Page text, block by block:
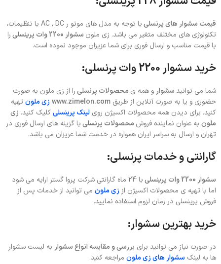
قیمت سشوار های پرنسلی
با توجه به مدل های موتو ر AC , DC با تنظیمات،
تکنولوژی های مختلف متغیر می باشد. زی ملون سشوار 2200 وات پرینسلی
را
با قیمت مناسب و ارسال فوری برای شما عزیزان موجود نموده است.
خرید سشوار 2200 وات پرنسلی:
شما می توانیدسشوارو همه ی محصولات پرنسلیرا از زی ملون به صورت
حضوری و یا به صورت آنلاین از طریق www.zimelon.comزی ملونتهیه
کنید. برای دیدن همه محصولات اکسیژن روی لینک پرینسلیکلیک کنید. زی
ملون به عنوان نماینده فروش محصولات پرنسلیبا گزینه های ارسال فوری در
تهران و ارسال به سراسر ایران همواره در خدمت شما عزیزان می باشد.
گارانتی و خدمات پرنسلی:
سشوار 2200 وات پرینسلی
با 24 ماه گارانتی شرکت پروا گستر ارایه می شود
اما با تهیه ی محصولات اکسیژن اززی ملون می توانید از خدمات پس از
فروش پرینسلی در زمان لزوم استفاده نمایید.
خرید بهترین سشوار:
در صورت نیاز می توانید برای بررسی و مقایسه انواع سشوار به لیست سشوار
ها به لینک سشوار های زی ملون مراجعه کنید.